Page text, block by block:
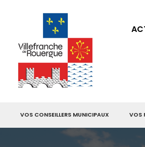
VOS CONSEILLERS MUNICIPAUX VOS